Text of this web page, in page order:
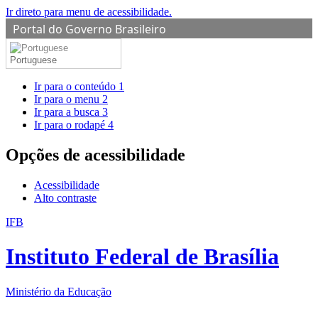
Ir direto para menu de acessibilidade.
Portal do Governo Brasileiro
Portuguese
Ir para o conteúdo 1
Ir para o menu 2
Ir para a busca 3
Ir para o rodapé 4
Opções de acessibilidade
Acessibilidade
Alto contraste
IFB
Instituto Federal de Brasília
Ministério da Educação